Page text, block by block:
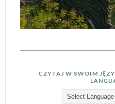
CZYTAJ W SWOIM